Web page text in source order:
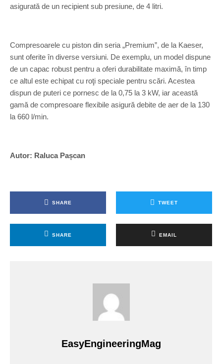
asigurată de un recipient sub presiune, de 4 litri.
Compresoarele cu piston din seria „Premium”, de la Kaeser,
sunt oferite în diverse versiuni. De exemplu, un model dispune
de un capac robust pentru a oferi durabilitate maximă, în timp
ce altul este echipat cu roţi speciale pentru scări. Acestea
dispun de puteri ce pornesc de la 0,75 la 3 kW, iar această
gamă de compresoare flexibile asigură debite de aer de la 130
la 660 l/min.
Autor: Raluca Pașcan
SHARE TWEET
SHARE EMAIL
EasyEngineeringMag